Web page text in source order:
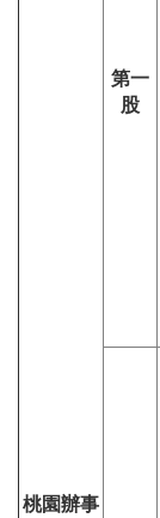
桃園辦事
第一
股